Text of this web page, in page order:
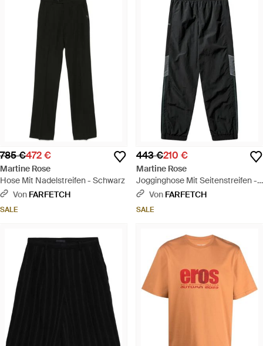
785 €472 €
Martine Rose
Hose Mit Nadelstreifen - Schwarz
Von FARFETCH
SALE
443 €210 €
Martine Rose
Jogginghose Mit Seitenstreifen -
Schwarz
Von FARFETCH
SALE